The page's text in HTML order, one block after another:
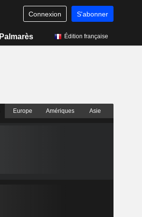
Connexion S'abonner
Palmarès Édition française
Europe Amériques Asie